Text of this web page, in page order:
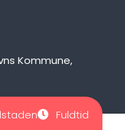
Kommune,
Fuldtid